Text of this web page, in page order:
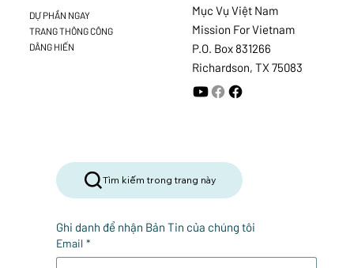
Tìm kiếm trong trang này
Ghi danh để nhận Bản Tin của chúng tôi
Email *
Mục Vụ Việt Nam
Mission For Vietnam
P.O. Box 831266
Richardson, TX 75083
DỰ PHẦN NGAY
TRANG THÔNG CÔNG
DÂNG HIẾN